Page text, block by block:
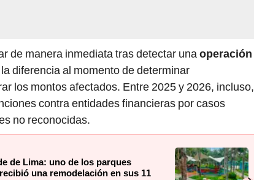
de manera inmediata tras detectar unaoperación
diferencia al momento de determinar
los montos afectados. Entre 2025 y 2026, incluso,
contra entidades financieras por casos
no reconocidas.
de Lima: uno de los parques
una remodelación en sus 11